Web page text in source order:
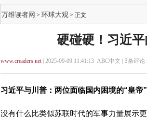
万维读者网 > 环球大观 > 正文
硬碰硬！习近
www.creaders.net| 2025-09-09 11:41:13 ABC中文 | 3条评论 |
习近平与川普：两位面临国内困境的“皇帝
没有什么比类似苏联时代的军事力量展示